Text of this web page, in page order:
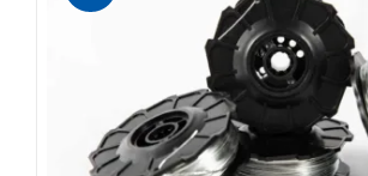
options
may
be
chosen
on